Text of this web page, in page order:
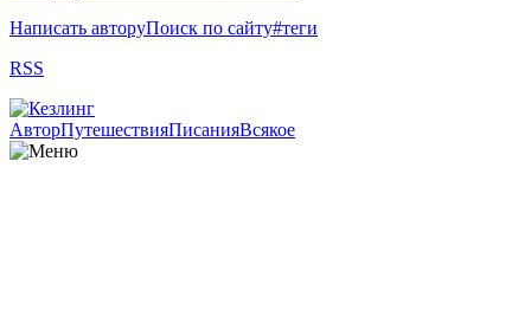
Написать авторуПоиск по сайту#теги
RSS
АвторПутешествияПисанияВсякое